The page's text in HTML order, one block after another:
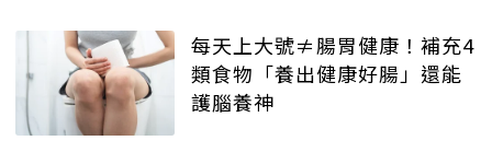
每天上大號≠腸胃健康！補充4
類食物「養出健康好腸」還能
護腦養神